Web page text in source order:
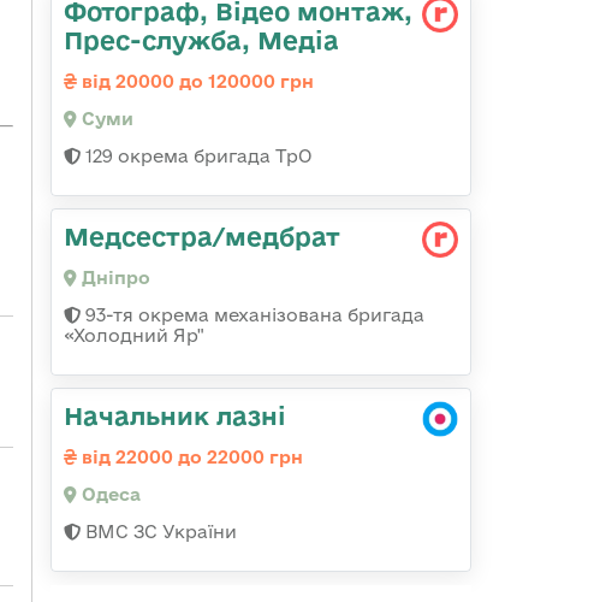
Фотограф, Відео монтаж,
Прес-служба, Медіа
від 20000 до 120000 грн
Суми
129 окрема бригада ТрО
Медсестра/медбрат
Дніпро
93-тя окрема механізована бригада
«Холодний Яр"
Начальник лазні
від 22000 до 22000 грн
Одеса
ВМС ЗС України